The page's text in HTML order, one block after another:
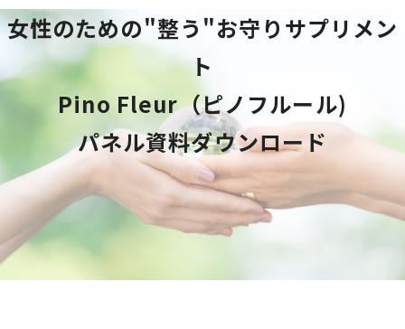
女性のための"整う"お守りサプリメン
ト
Pino Fleur（ピノフルール)
パネル資料ダウンロード